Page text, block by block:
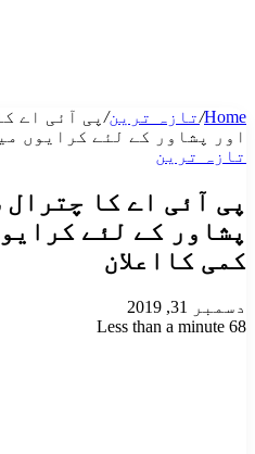
Home
/تازہ ترین/ پی آئی اے
اور پشاور کے لئے کرایوں
تازہ ترین
پی آئی اے کا چترال
پشاور کے لئے
کمی کااعلان
دسمبر 31, 2019
68
Less than a minute